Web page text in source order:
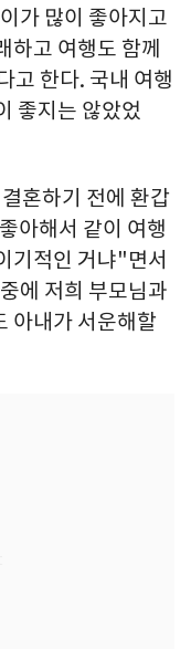
가 많이 좋아지고
하고 여행도 함께
고 한다. 국내 여행
좋지는 않았었
혼하기 전에 환갑
아해서 같이 여행
기적인 거냐"면서
에 저희 부모님과
아내가 서운해할